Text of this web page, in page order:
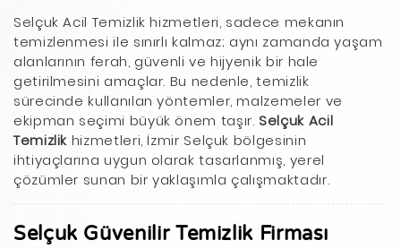
Selçuk Acil Temizlik hizmetleri, sadece mekanın
temizlenmesi ile sınırlı kalmaz; aynı zamanda yaşam
alanlarının ferah, güvenli ve hijyenik bir hale
getirilmesini amaçlar. Bu nedenle, temizlik
sürecinde kullanılan yöntemler, malzemeler ve
ekipman seçimi büyük önem taşır. Selçuk Acil
Temizlik hizmetleri, İzmir Selçuk bölgesinin
ihtiyaçlarına uygun olarak tasarlanmış, yerel
çözümler sunan bir yaklaşımla çalışmaktadır.
Selçuk Güvenilir Temizlik Firması